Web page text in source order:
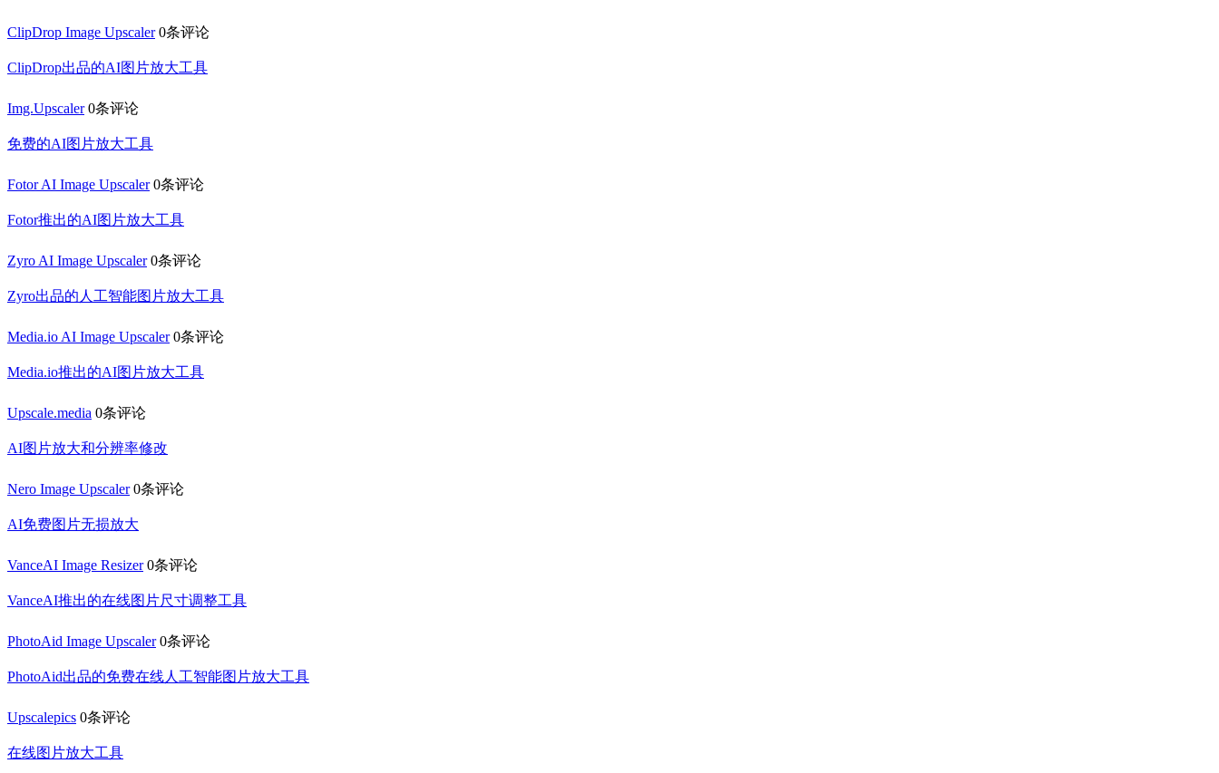
ClipDrop Image Upscaler 0条评论
ClipDrop出品的AI图片放大工具
Img.Upscaler 0条评论
免费的AI图片放大工具
Fotor AI Image Upscaler 0条评论
Fotor推出的AI图片放大工具
Zyro AI Image Upscaler 0条评论
Zyro出品的人工智能图片放大工具
Media.io AI Image Upscaler 0条评论
Media.io推出的AI图片放大工具
Upscale.media 0条评论
AI图片放大和分辨率修改
Nero Image Upscaler 0条评论
AI免费图片无损放大
VanceAI Image Resizer 0条评论
VanceAI推出的在线图片尺寸调整工具
PhotoAid Image Upscaler 0条评论
PhotoAid出品的免费在线人工智能图片放大工具
Upscalepics 0条评论
在线图片放大工具